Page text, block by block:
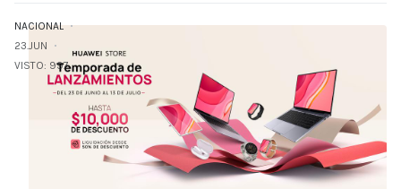
NACIONAL
23.JUN
VISTO: 997